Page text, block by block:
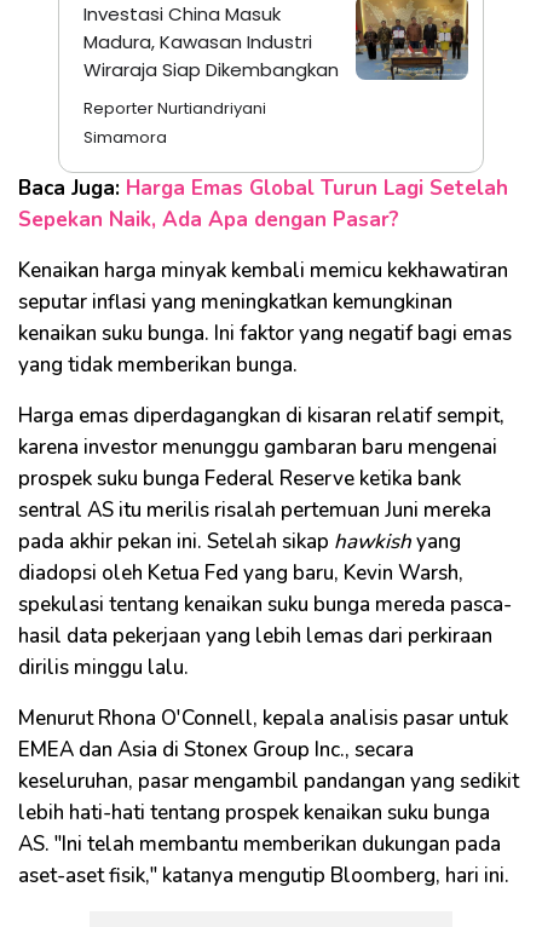
Investasi China Masuk
Madura, Kawasan Industri
Wiraraja Siap Dikembangkan
Reporter Nurtiandriyani
Simamora
Baca Juga: Harga Emas Global Turun Lagi Setelah
Sepekan Naik, Ada Apa dengan Pasar?
Kenaikan harga minyak kembali memicu kekhawatiran
seputar inflasi yang meningkatkan kemungkinan
kenaikan suku bunga. Ini faktor yang negatif bagi emas
yang tidak memberikan bunga.
Harga emas diperdagangkan di kisaran relatif sempit,
karena investor menunggu gambaran baru mengenai
prospek suku bunga Federal Reserve ketika bank
sentral AS itu merilis risalah pertemuan Juni mereka
pada akhir pekan ini. Setelah sikap hawkishyang
diadopsi oleh Ketua Fed yang baru, Kevin Warsh,
spekulasi tentang kenaikan suku bunga mereda pasca-
hasil data pekerjaan yang lebih lemas dari perkiraan
dirilis minggu lalu.
Menurut Rhona O'Connell, kepala analisis pasar untuk
EMEA dan Asia di Stonex Group Inc., secara
keseluruhan, pasar mengambil pandangan yang sedikit
lebih hati-hati tentang prospek kenaikan suku bunga
AS. "Ini telah membantu memberikan dukungan pada
aset-aset fisik," katanya mengutip Bloomberg, hari ini.